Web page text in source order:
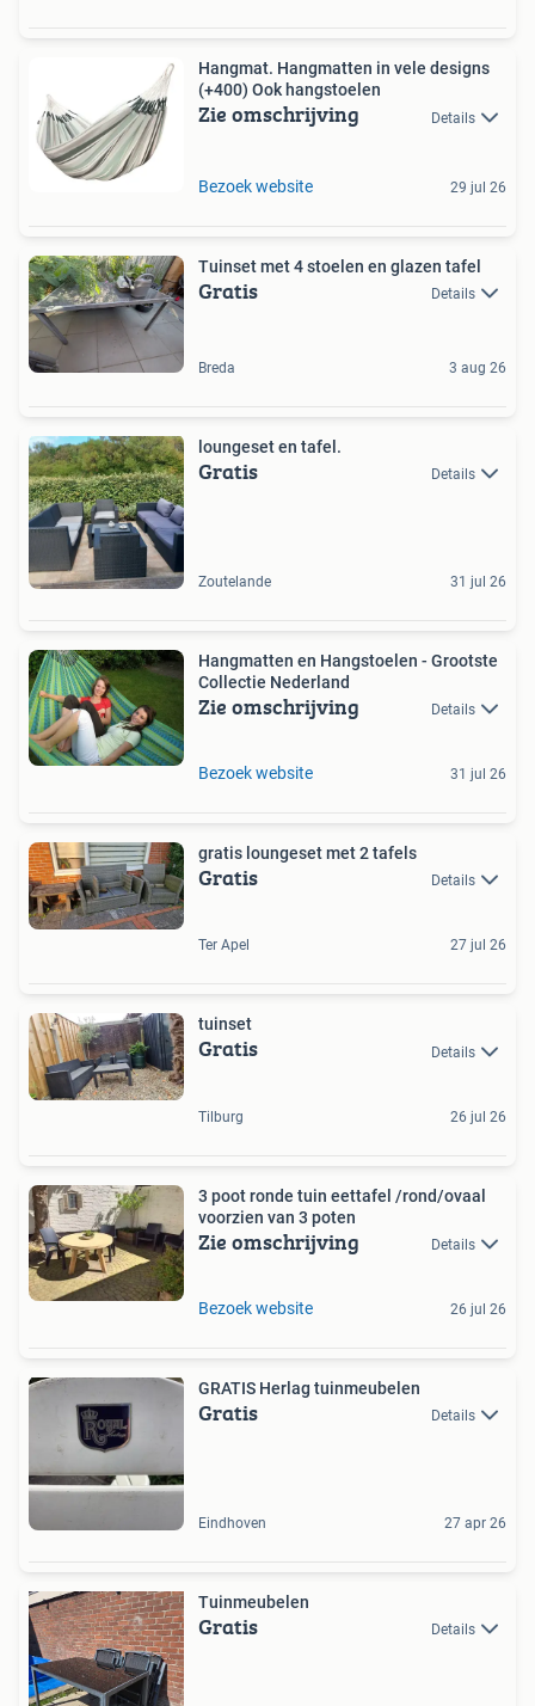
Hangmat. Hangmatten in vele designs
(+400) Ook hangstoelen
Zie omschrijving Details
Bezoek website 29 jul 26
Tuinset met 4 stoelen en glazen tafel
Gratis Details
Breda 3 aug 26
loungeset en tafel.
Gratis Details
Zoutelande 31 jul 26
Hangmatten en Hangstoelen - Grootste
Collectie Nederland
Zie omschrijving Details
Bezoek website 31 jul 26
gratis loungeset met 2 tafels
Gratis Details
Ter Apel 27 jul 26
tuinset
Gratis Details
Tilburg 26 jul 26
3 poot ronde tuin eettafel /rond/ovaal
voorzien van 3 poten
Zie omschrijving Details
Bezoek website 26 jul 26
GRATIS Herlag tuinmeubelen
Gratis Details
Eindhoven 27 apr 26
Tuinmeubelen
Gratis Details